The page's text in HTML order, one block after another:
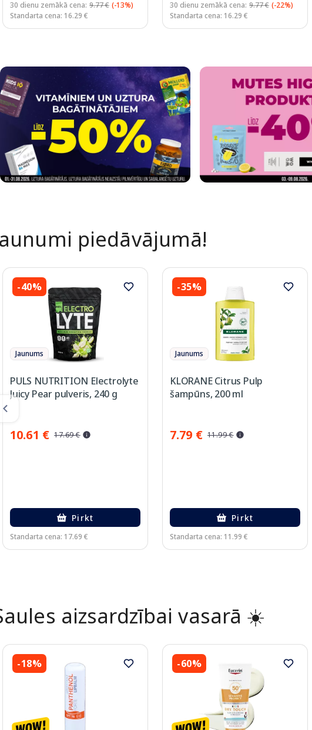
30 dienu zemākā cena: 9.77 € (-13%)
Standarta cena: 16.29 €
30 dienu zemākā cena: 9.77 € (-22%)
Standarta cena: 16.29 €
piedāvājumā!
-40%
Jaunums
PULS NUTRITION Electrolyte
Juicy Pear pulveris, 240 g
10.61 € 17.69 €
Pirkt
Standarta cena: 17.69 €
-35%
Jaunums
KLORANE Citrus Pulp
šampūns, 200 ml
7.79 € 11.99 €
Pirkt
Standarta cena: 11.99 €
aizsardzībai vasarā ☀️
-18% -60%